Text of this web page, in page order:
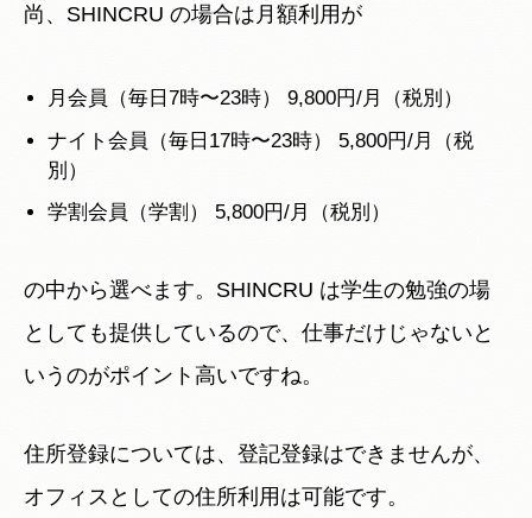
尚、SHINCRU の場合は月額利用が
月会員（毎日7時〜23時） 9,800円/月（税別）
ナイト会員（毎日17時〜23時） 5,800円/月（税
別）
学割会員（学割） 5,800円/月（税別）
の中から選べます。SHINCRU は学生の勉強の場
としても提供しているので、仕事だけじゃないと
いうのがポイント高いですね。
住所登録については、登記登録はできませんが、
オフィスとしての住所利用は可能です。